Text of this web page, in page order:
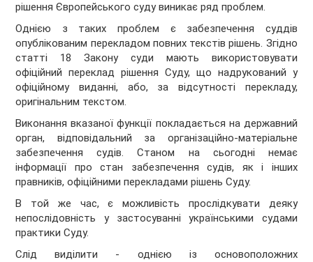
рішення Європейського суду виникає ряд проблем.
Однією з таких проблем є забезпечення суддів
опублікованим перекладом повних текстів рішень. Згідно
статті 18 Закону суди мають використовувати
офіційний переклад рішення Суду, що надрукований у
офіційному виданні, або, за відсутності перекладу,
оригінальним текстом.
Виконання вказаної функції покладається на державний
орган, відповідальний за організаційно-матеріальне
забезпечення судів. Станом на сьогодні немає
інформації про стан забезпечення судів, як і інших
правників, офіційними перекладами рішень Суду.
В той же час, є можливість прослідкувати деяку
непослідовність у застосуванні українськими судами
практики Суду.
Слід виділити - однією із основоположних